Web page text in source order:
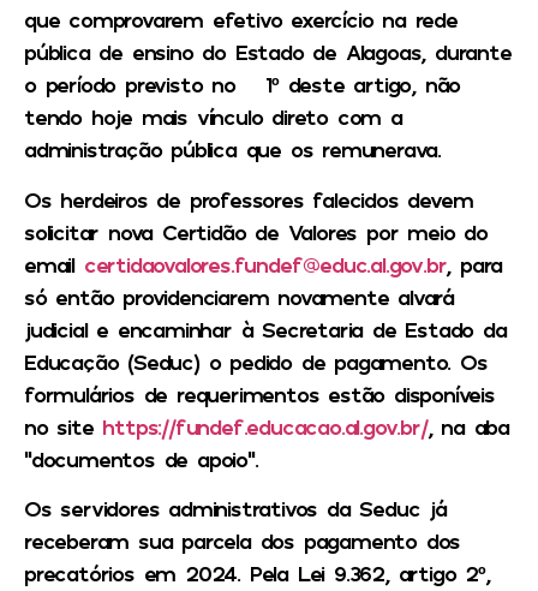
que comprovarem efetivo exercício na rede
pública de ensino do Estado de Alagoas, durante
o período previsto no § 1º deste artigo, não
tendo hoje mais vínculo direto com a
administração pública que os remunerava.
Os herdeiros de professores falecidos devem
solicitar nova Certidão de Valores por meio do
email certidaovalores.fundef@educ.al.gov.br, para
só então providenciarem novamente alvará
judicial e encaminhar à Secretaria de Estado da
Educação (Seduc) o pedido de pagamento. Os
formulários de requerimentos estão disponíveis
no site https://fundef.educacao.al.gov.br/, na aba
“documentos de apoio”.
Os servidores administrativos da Seduc já
receberam sua parcela dos pagamento dos
precatórios em 2024. Pela Lei 9.362, artigo 2º,